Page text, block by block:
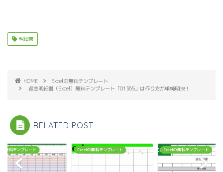
明細書
HOME
Excelの無料テンプレート
返金明細書（Excel）無料テンプレート「01365」は作り方が単純明快！
RELATED POST
無料テンプレート Excelの無料テンプレート Excelの無料テンプレート